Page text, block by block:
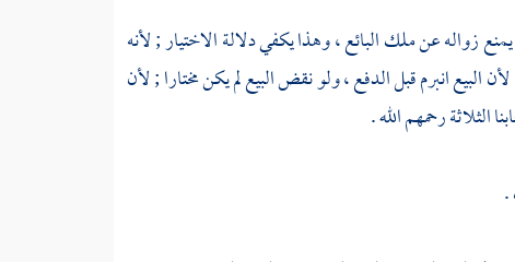
زواله عن ملك البائع ، وهذا يكفي دلالة الاختيار ; لأنه
البيع انبرم قبل الدفع ، ولو نقض البيع لم يكن مختارا ; لأن
الثلاثةرحمهم الله .
.